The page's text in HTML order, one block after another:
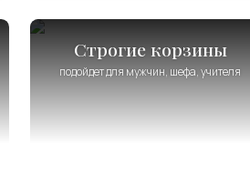
Строгие корзины
подойдет для мужчин, шефа, учителя